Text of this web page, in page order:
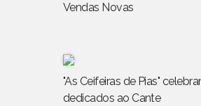
Vendas Novas
"As Ceifeiras de Pias"
dedicados ao Cante